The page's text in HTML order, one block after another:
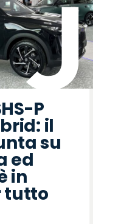
P
il
su
ed
in
tutto